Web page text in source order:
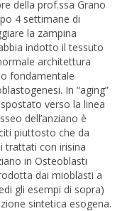
della prof.ssa Grano
4 settimane di
la zampina
indotto il tessuto
architettura
fondamentale
In “aging”
verso la linea
dell’anziano è
piuttosto che da
trattati con irisina
in Osteoblasti
dai mioblasti a
gli esempi di sopra)
sintetica esogena.